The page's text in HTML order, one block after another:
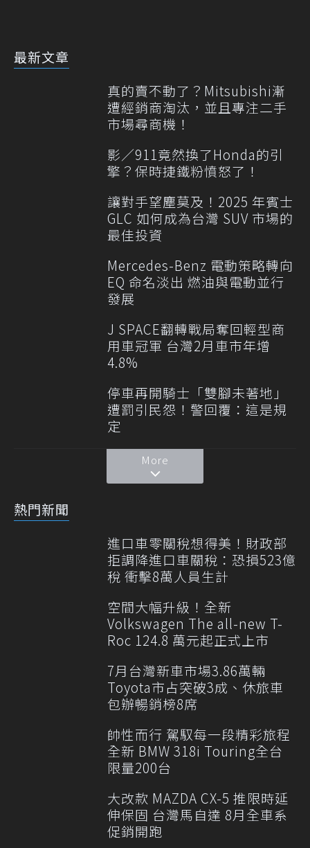
最新文章
真的賣不動了？Mitsubishi漸
遭經銷商淘汰，並且專注二手
市場尋商機！
影／911竟然換了Honda的引
擎？保時捷鐵粉憤怒了！
讓對手望塵莫及！2025 年賓士
GLC 如何成為台灣 SUV 市場的
最佳投資
Mercedes-Benz 電動策略轉向
EQ 命名淡出 燃油與電動並行
發展
J SPACE翻轉戰局奪回輕型商
用車冠軍 台灣2月車市年增
4.8%
停車再開騎士「雙腳未著地」
遭罰引民怨！警回覆：這是規
定
More
熱門新聞
進口車零關稅想得美！財政部
拒調降進口車關稅：恐損523億
稅 衝擊8萬人員生計
空間大幅升級！全新
Volkswagen The all-new T-
Roc 124.8 萬元起正式上市
7月台灣新車市場3.86萬輛
Toyota市占突破3成、休旅車
包辦暢銷榜8席
帥性而行 駕馭每一段精彩旅程
全新 BMW 318i Touring全台
限量200台
大改款 MAZDA CX-5 推限時延
伸保固 台灣馬自達 8月全車系
促銷開跑